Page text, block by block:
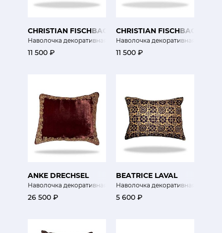
CHRISTIAN FISCHBACHER
Наволочка декоративная Pépite
11 500 ₽
CHRISTIAN FISCHBACHER
Наволочка декоративная Pépite
11 500 ₽
ANKE DRECHSEL
Наволочка декоративная Джамила
26 500 ₽
BEATRICE LAVAL
Наволочка декоративная Таката
5 600 ₽